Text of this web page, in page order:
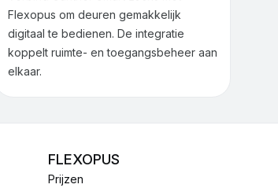
Flexopus om deuren gemakkelijk
digitaal te bedienen. De integratie
koppelt ruimte- en toegangsbeheer aan
elkaar.
FLEXOPUS
Prijzen